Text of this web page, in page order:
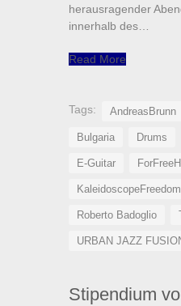
herausragender
innerhalb des…
Read More
Tags: AndreasBrunn
Bulgaria Drums
E-Guitar
KaleidoscopeFreedom
Roberto Badoglio
URBAN JAZZ
Stipendium